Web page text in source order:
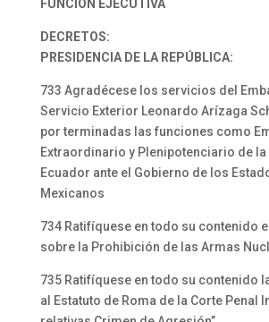
FUNCIÓN EJECUTIVA
DECRETOS:
PRESIDENCIA DE LA REPÚBLICA:
733 Agradécese los servicios del
Servicio Exterior Leonardo Arízaga
por terminadas las funciones como
Extraordinario y Plenipotenciario de la
Ecuador ante el Gobierno de los
Mexicanos
734 Ratifíquese en todo su contenido
sobre la Prohibición de las Armas
735 Ratifíquese en todo su contenido
al Estatuto de Roma de la Corte Penal